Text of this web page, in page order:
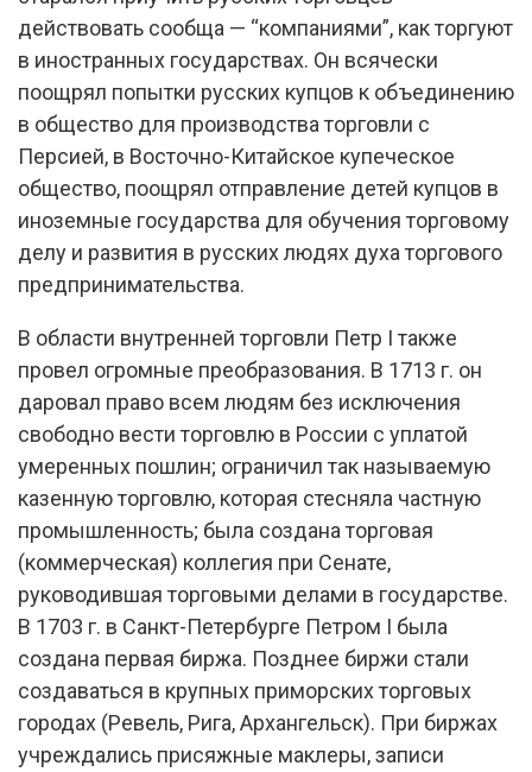
действовать сообща — “компаниями”, как торгуют
в иностранных государствах. Он всячески
поощрял попытки русских купцов к объединению
в общество для производства торговли с
Персией, в Восточно-Китайское купеческое
общество, поощрял отправление детей купцов в
иноземные государства для обучения торговому
делу и развития в русских людях духа торгового
предпринимательства.
В области внутренней торговли Петр I также
провел огромные преобразования. В 1713 г. он
даровал право всем людям без исключения
свободно вести торговлю в России с уплатой
умеренных пошлин; ограничил так называемую
казенную торговлю, которая стесняла частную
промышленность; была создана торговая
(коммерческая) коллегия при Сенате,
руководившая торговыми делами в государстве.
В 1703 г. в Санкт-Петербурге Петром I была
создана первая биржа. Позднее биржи стали
создаваться в крупных приморских торговых
городах (Ревель, Рига, Архангельск). При биржах
учреждались присяжные маклеры, записи